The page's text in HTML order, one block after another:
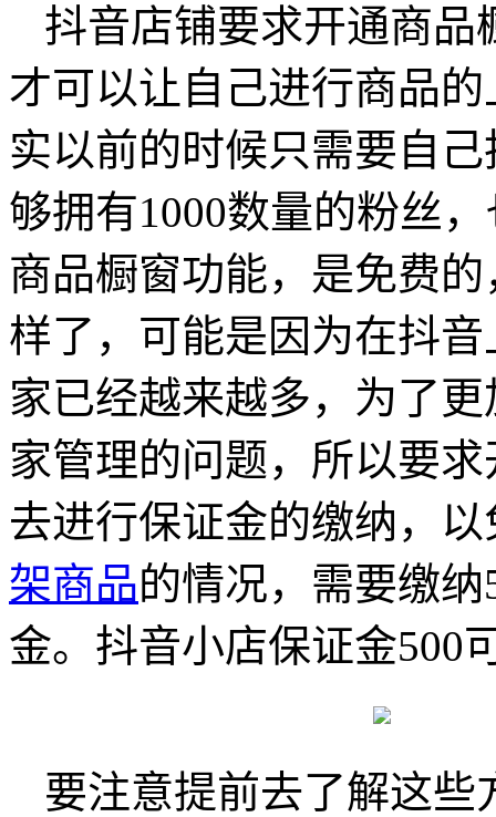
抖音店铺要求开通商品
才可以让自己进行商品
实以前的时候只需要自
够拥有1000数量的粉丝
商品橱窗功能，是免费
样了，可能是因为在抖
家已经越来越多，为了
家管理的问题，所以要
去进行保证金的缴纳，
架商品的情况，需要缴纳
金。抖音小店保证金500
要注意提前去了解这些